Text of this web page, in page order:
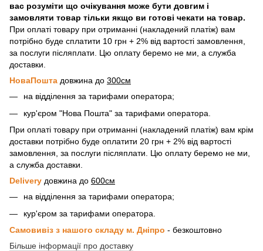
вас розуміти що очікування може бути довгим і
замовляти товар тільки якщо ви готові чекати на товар.
При оплаті товару при отриманні (накладений платіж) вам
потрібно буде сплатити 10 грн + 2% від вартості замовлення,
за послуги післяплати. Цю оплату беремо не ми, а служба
доставки.
НоваПошта довжина до 300см
на відділення за тарифами оператора;
кур'єром "Нова Пошта" за тарифами оператора.
При оплаті товару при отриманні (накладений платіж) вам крім
доставки потрібно буде оплатити 20 грн + 2% від вартості
замовлення, за послуги післяплати. Цю оплату беремо не ми,
а служба доставки.
Delivery довжина до 600см
на відділення за тарифами оператора;
кур'єром за тарифами оператора.
Самовивіз з нашого складу м. Дніпро - безкоштовно
Більше інформації про доставку